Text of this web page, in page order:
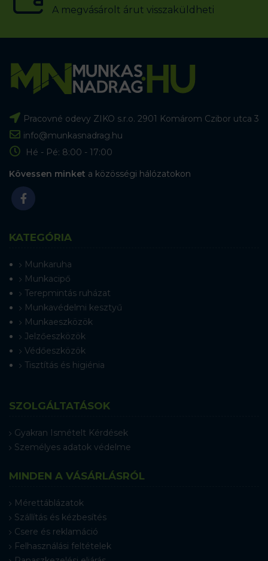
A megvásárolt árut visszaküldheti
Pracovné odevy ZIKO s.r.o. 2901 Komárom Czibor utca 3
info@munkasnadrag.hu
Hé - Pé: 8:00 - 17:00
Kövessen minket a közösségi hálózatokon
KATEGÓRIA
Munkaruha
Munkacipő
Terepmintás ruházat
Munkavédelmi kesztyű
Munkaeszközök
Jelzőeszközök
Védőeszközök
Tisztítás és higiénia
SZOLGÁLTATÁSOK
Gyakran Ismételt Kérdések
Személyes adatok védelme
MINDEN A VÁSÁRLÁSRÓL
Mérettáblázatok
Szállítás és kézbesítés
Csere és reklamáció
Felhasználási feltételek